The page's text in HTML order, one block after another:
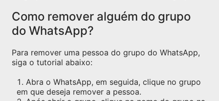
Como remover alguém do grupo
do WhatsApp?
Para remover uma pessoa do grupo do WhatsApp,
siga o tutorial abaixo:
Abra o WhatsApp, em seguida, clique no grupo
em que deseja remover a pessoa.